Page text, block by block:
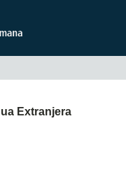
Extranjera